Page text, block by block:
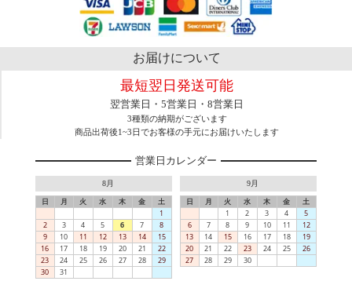
お届けについて
最短翌日発送可能
翌営業日・5営業日・8営業日
3種類の納期がございます
商品出荷後1~3日でお客様の手元にお届けいたします
営業日カレンダー
8月
日 月 火 水 木 金
土
1
2
3 4 5 6 7
8
9
10 11 12 13 14
15
16
17 18 19 20 21
22
23
24 25 26 27 28
29
30
31
9月
日 月 火 水 木 金
土
1
2 3 4
5
6
7 8 9 10 11
12
13
14 15 16 17 18
19
20
21 22 23 24 25
26
27
28 29 30